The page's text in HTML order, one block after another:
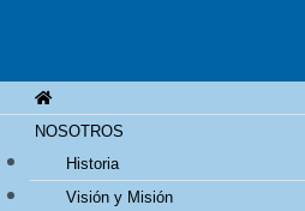
NOSOTROS
Historia
Visión y Misión